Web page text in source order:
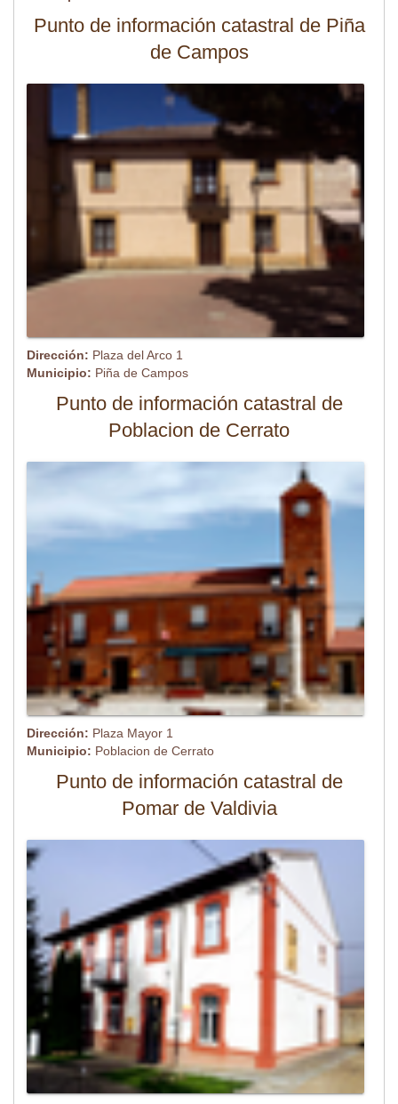
Punto de información catastral de Piña
de Campos
Dirección: Plaza del Arco 1
Municipio: Piña de Campos
Punto de información catastral de
Poblacion de Cerrato
Dirección: Plaza Mayor 1
Municipio: Poblacion de Cerrato
Punto de información catastral de
Pomar de Valdivia